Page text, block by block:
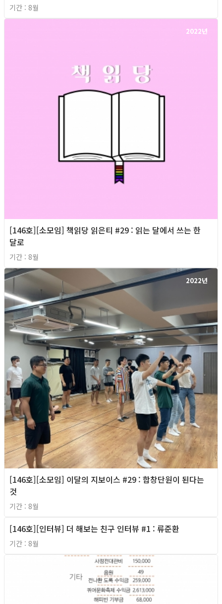
기간 : 8월
2022년
[146호][소모임] 책읽당 읽은티 #29 : 읽는 달에서 쓰는 한
달로
기간 : 8월
2022년
[146호][소모임] 이달의 지보이스 #29 : 합창단원이 된다는
것
기간 : 8월
[146호][인터뷰] 더 해보는 친구 인터뷰 #1 : 류준환
기간 : 8월